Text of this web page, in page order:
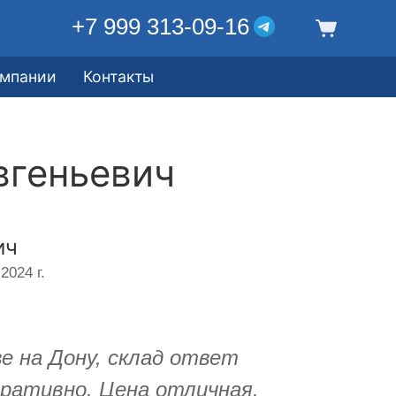
+7 999 313-09-16
Контакты
г.
на Дону, склад ответ
Цена отличная.